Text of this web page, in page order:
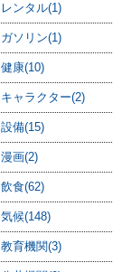
レンタル(1)
ガソリン(1)
健康(10)
キャラクター(2)
設備(15)
漫画(2)
飲食(62)
気候(148)
教育機関(3)